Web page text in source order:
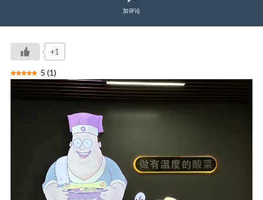
加评论
+1
5 (1)